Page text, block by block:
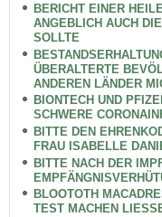
BERICHT EINER
ANGEBLICH AUCH
SOLLTE
ÜBERALTERTE
ANDEREN LÄNDER
BIONTECH UND
SCHWERE
BITTE DEN
FRAU ISABELLE
BITTE NACH DER
BLOOTOTH
TEST MACHEN